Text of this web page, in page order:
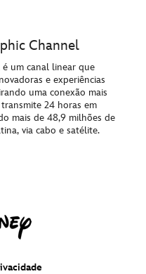
Channel
um canal linear que
e experiências
uma conexão mais
24 horas em
mais de 48,9 milhões de
via cabo e satélite.